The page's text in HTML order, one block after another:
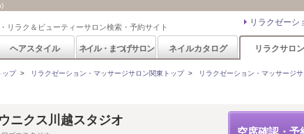
リラク＆ビューティーサロン検索・予約サイト リラクゼーシ
ヘアスタイル ネイル・まつげサロン ネイルカタログ リラクサロン
ップ> リラクゼーション・マッサージサロン関東トップ>
リラクゼーション・マッサージ
空席確認・予
ニクス川越スタジオ